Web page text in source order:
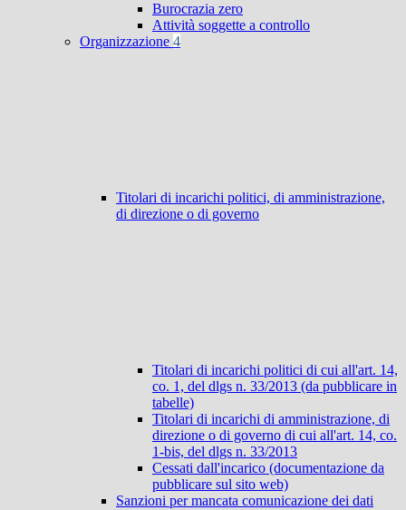
Burocrazia zero
Attività soggette a controllo
Organizzazione 4
Titolari di incarichi politici, di amministrazione,
di direzione o di governo
Titolari di incarichi politici di cui all'art. 14,
co. 1, del dlgs n. 33/2013 (da pubblicare in
tabelle)
Titolari di incarichi di amministrazione, di
direzione o di governo di cui all'art. 14, co.
1-bis, del dlgs n. 33/2013
Cessati dall'incarico (documentazione da
pubblicare sul sito web)
Sanzioni per mancata comunicazione dei dati